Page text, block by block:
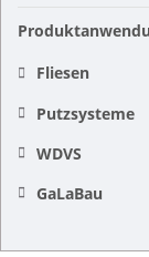
Fliesen
Putzsysteme
WDVS
GaLaBau